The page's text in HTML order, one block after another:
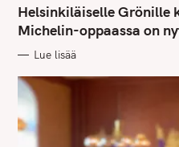
T
E
G
O
I
S
Helsinkiläiselle Grönille
Michelin-oppaassa on
Lue lisää